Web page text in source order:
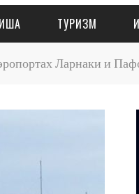
ТУРИЗМ
Ларнаки и